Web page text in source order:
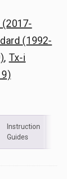
(2017-
(1992-
, Tx-i
Instruction
Guides